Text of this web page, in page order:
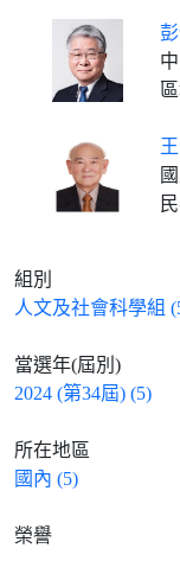
中
國
組別
人文及社會科學組
當選年(屆別)
2024 (第34屆) (5)
所在地區
國內 (5)
榮譽